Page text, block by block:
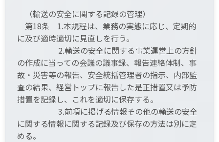
（輸送の安全に関する記録の管理）
第18条 1.本規程は、業務の実態に応じ、定期的
に及び適時適切に見直しを行う。
2.輸送の安全に関する事業運営上の方針
の作成に当っての会議の議事録、報告連絡体制、事
故・災害等の報告、安全統括管理者の指示、内部監
査の結果、経営トップに報告した是正措置又は予防
措置を記録し、これを適切に保存する。
3.前項に掲げる情報その他の輸送の安全
に関する情報に関する記録及び保存の方法は別に定
める。